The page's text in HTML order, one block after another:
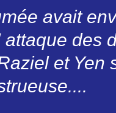
avait
attaque des
et Yen